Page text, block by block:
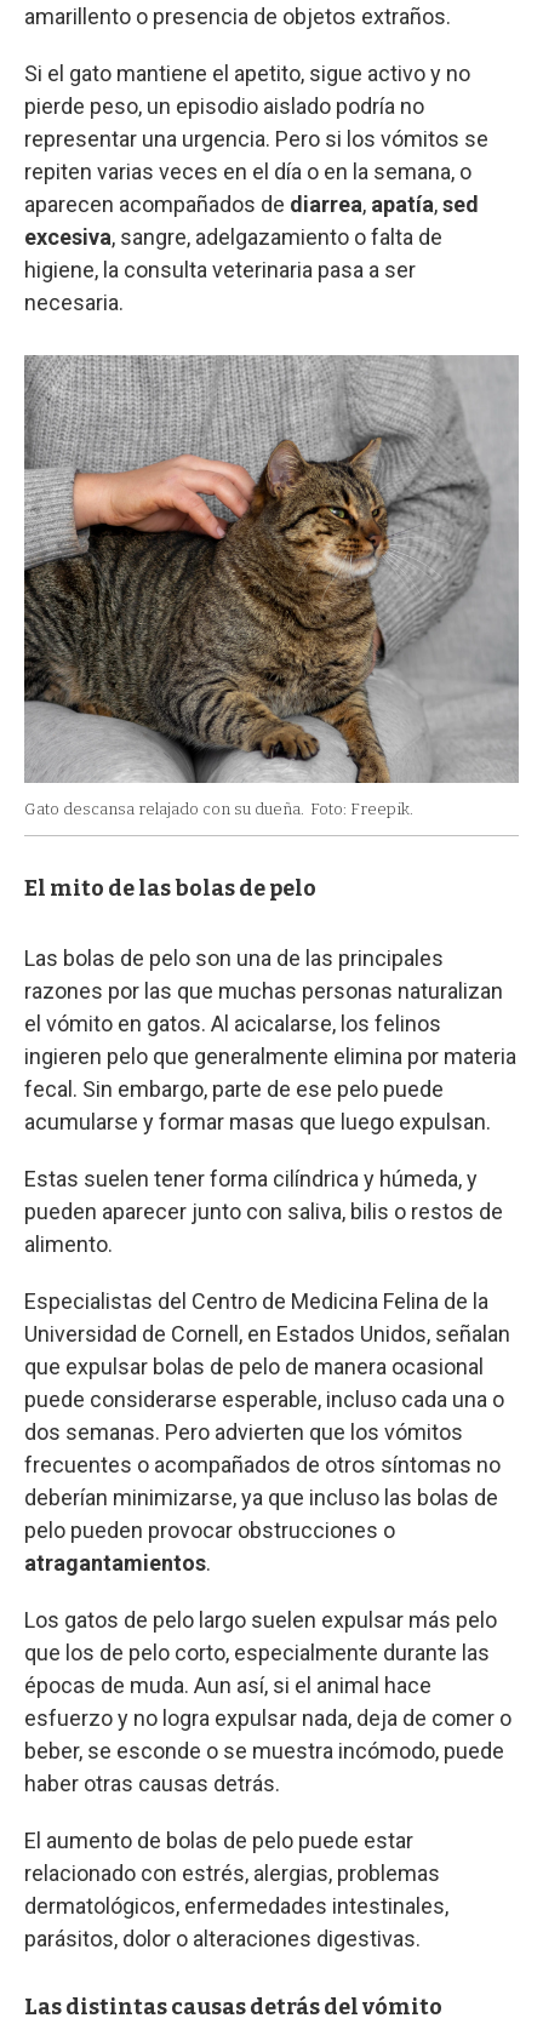
amarillento o presencia de objetos extraños.
Si el gato mantiene el apetito, sigue activo y no
pierde peso, un episodio aislado podría no
representar una urgencia. Pero si los vómitos se
repiten varias veces en el día o en la semana, o
aparecen acompañados de diarrea, apatía,sed
excesiva, sangre, adelgazamiento o falta de
higiene, la consulta veterinaria pasa a ser
necesaria.
Gato descansa relajado con su dueña. Foto: Freepik.
El mito de las bolas de pelo
Las bolas de pelo son una de las principales
razones por las que muchas personas naturalizan
el vómito en gatos. Al acicalarse, los felinos
ingieren pelo que generalmente elimina por materia
fecal. Sin embargo, parte de ese pelo puede
acumularse y formar masas que luego expulsan.
Estas suelen tener forma cilíndrica y húmeda, y
pueden aparecer junto con saliva, bilis o restos de
alimento.
Especialistas del Centro de Medicina Felina de la
Universidad de Cornell, en Estados Unidos, señalan
que expulsar bolas de pelo de manera ocasional
puede considerarse esperable, incluso cada una o
dos semanas. Pero advierten que los vómitos
frecuentes o acompañados de otros síntomas no
deberían minimizarse, ya que incluso las bolas de
pelo pueden provocar obstrucciones o
atragantamientos.
Los gatos de pelo largo suelen expulsar más pelo
que los de pelo corto, especialmente durante las
épocas de muda. Aun así, si el animal hace
esfuerzo y no logra expulsar nada, deja de comer o
beber, se esconde o se muestra incómodo, puede
haber otras causas detrás.
El aumento de bolas de pelo puede estar
relacionado con estrés, alergias, problemas
dermatológicos, enfermedades intestinales,
parásitos, dolor o alteraciones digestivas.
Las distintas causas detrás del vómito